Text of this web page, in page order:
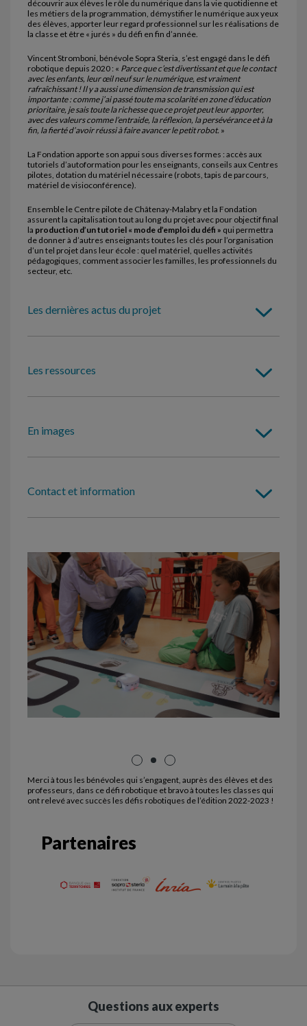
découvrir aux élèves le rôle du numérique dans la vie quotidienne et
les métiers de la programmation, démystifier le numérique aux yeux
des élèves, apporter leur regard professionnel sur les réalisations de
la classe et être « jurés » du défi en fin d’année.
Vincent Stromboni, bénévole Sopra Steria, s’est engagé dans le défi
robotique depuis 2020 : « Parce que c’est divertissant et que le contact
avec les enfants, leur œil neuf sur le numérique, est vraiment
rafraîchissant ! Il y a aussi une dimension de transmission qui est
importante : comme j’ai passé toute ma scolarité en zone d’éducation
prioritaire, je sais toute la richesse que ce projet peut leur apporter,
avec des valeurs comme l’entraide, la réflexion, la persévérance et à la
fin, la fierté d’avoir réussi à faire avancer le petit robot. »
La Fondation apporte son appui sous diverses formes : accès aux
tutoriels d’autoformation pour les enseignants, conseils aux Centres
pilotes, dotation du matériel nécessaire (robots, tapis de parcours,
matériel de visioconférence).
Ensemble le Centre pilote de Châtenay-Malabry et la Fondation
assurent la capitalisation tout au long du projet avec pour objectif final
la production d’un tutoriel « mode d’emploi du défi » qui permettra
de donner à d’autres enseignants toutes les clés pour l’organisation
d’un tel projet dans leur école : quel matériel, quelles activités
pédagogiques, comment associer les familles, les professionnels du
secteur, etc.
Les dernières actus du projet
Les ressources
En images
Contact et information
Merci à tous les bénévoles qui s’engagent, auprès des élèves et des
professeurs, dans ce défi robotique et bravo à toutes les classes qui
ont relevé avec succès les défis robotiques de l’édition 2022-2023 !
Partenaires
Questions aux experts